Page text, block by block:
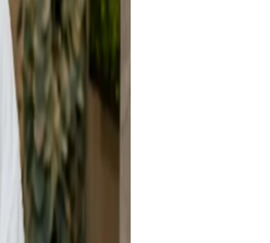
your
a
shots